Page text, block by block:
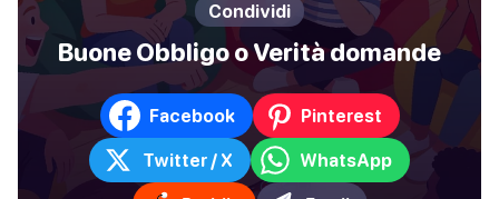
Condividi
Buone Obbligo o Verità domande
Facebook Pinterest
Twitter / X WhatsApp